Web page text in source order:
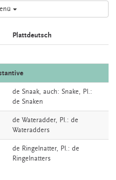
Plattdeutsch
de Snaak, auch: Snake, Pl.:
de Snaken
de Wateradder, Pl.: de
Wateradders
de Ringelnatter, Pl.: de
Ringelnatters